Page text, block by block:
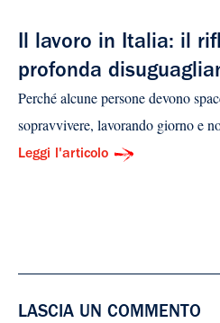
Il lavoro in Italia: il
profonda
Perché alcune persone devono
sopravvivere, lavorando giorno e
Leggi l'articolo
LASCIA UN COMMENTO